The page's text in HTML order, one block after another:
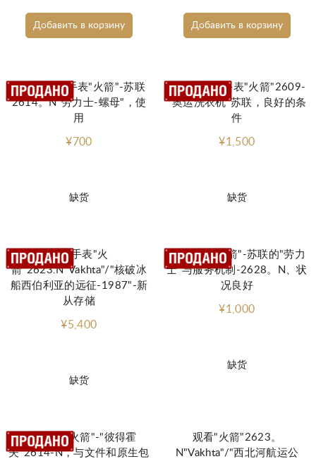
Добавить в корзину Добавить в корзину
缺货
罕见的机械手表"火箭"-苏联
2614。N"劳力士-螺母"，使
用
¥700
缺货
有趣的机械手表"火箭"2609-
"奥运洗衣机"苏联，良好的条
件
¥1,500
缺货
稀有手表"火
箭"2623.N"Vakhta"/"核破冰
船西伯利亚的远征-1987"-新
从存储
¥5,400
缺货
独家手表"火箭"-苏联的"劳力
士"与服务机制-2628。N、状
况良好
¥1,000
机械手表"火箭"-"彼得霍
夫"2614-N，与文件和原生包
观看"火箭"2623。
N"Vakhta"/"西北河航运公